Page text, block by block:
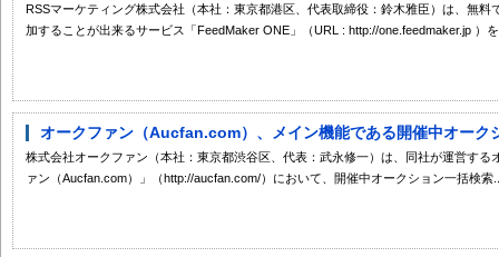
RSSマーケティング株式会社（本社：東京都港区、代表取締役：鈴木雅臣）は、無
加することが出来るサービス「FeedMaker ONE」（URL : http://one.feedmaker.jp ）
オークファン（Aucfan.com）、メイン機能である開催中オーク
株式会社オークファン（本社：東京都渋谷区、代表：武永修一）は、同社が運営す
ァン（Aucfan.com）」（http://aucfan.com/）において、開催中オークション一括検索